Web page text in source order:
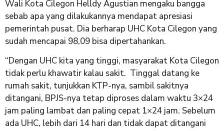
Wali Kota Cilegon Helldy Agustian mengaku bangga
sebab apa yang dilakukannya mendapat apresiasi
pemerintah pusat. Dia berharap UHC Kota Cilegon yang
sudah mencapai 98,09 bisa dipertahankan.
“Dengan UHC kita yang tinggi, masyarakat Kota Cilegon
tidak perlu khawatir kalau sakit. Tinggal datang ke
rumah sakit, tunjukkan KTP-nya, sambil sakitnya
ditangani, BPJS-nya tetap diproses dalam waktu 3×24
jam paling lambat dan paling cepat 1×24 jam. Sebelum
ada UHC, lebih dari 14 hari dan tidak dapat ditangani